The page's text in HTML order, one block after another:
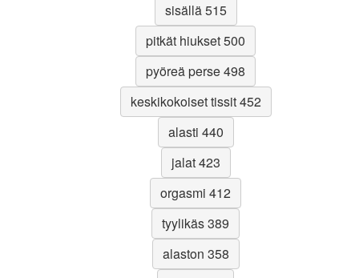
sisällä 515
pitkät hiukset 500
pyöreä perse 498
keskikokoiset tissit 452
alasti 440
jalat 423
orgasmi 412
tyylikäs 389
alaston 358